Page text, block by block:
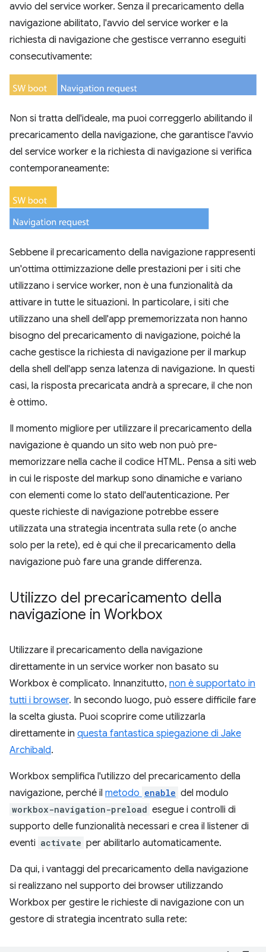
avvio del service worker. Senza il precaricamento della
navigazione abilitato, l'avvio del service worker e la
richiesta di navigazione che gestisce verranno eseguiti
consecutivamente:
Non si tratta dell'ideale, ma puoi correggerlo abilitando il
precaricamento della navigazione, che garantisce l'avvio
del service worker e la richiesta di navigazione si verifica
contemporaneamente:
Sebbene il precaricamento della navigazione rappresenti
un'ottima ottimizzazione delle prestazioni per i siti che
utilizzano i service worker, non è una funzionalità da
attivare in tutte le situazioni. In particolare, i siti che
utilizzano una shell dell'app prememorizzata non hanno
bisogno del precaricamento di navigazione, poiché la
cache gestisce la richiesta di navigazione per il markup
della shell dell'app senza latenza di navigazione. In questi
casi, la risposta precaricata andrà a sprecare, il che non
è ottimo.
Il momento migliore per utilizzare il precaricamento della
navigazione è quando un sito web non può pre-
memorizzare nella cache il codice HTML. Pensa a siti web
in cui le risposte del markup sono dinamiche e variano
con elementi come lo stato dell'autenticazione. Per
queste richieste di navigazione potrebbe essere
utilizzata una strategia incentrata sulla rete (o anche
solo per la rete), ed è qui che il precaricamento della
navigazione può fare una grande differenza.
Utilizzo del precaricamento della
navigazione in Workbox
Utilizzare il precaricamento della navigazione
direttamente in un service worker non basato su
Workbox è complicato. Innanzitutto, non è supportato in
tutti i browser. In secondo luogo, può essere difficile fare
la scelta giusta. Puoi scoprire come utilizzarla
direttamente in questa fantastica spiegazione di Jake
Archibald.
Workbox semplifica l'utilizzo del precaricamento della
navigazione, perché il metodo enable del modulo
workbox-navigation-preload esegue i controlli di
supporto delle funzionalità necessari e crea il listener di
eventi activate per abilitarlo automaticamente.
Da qui, i vantaggi del precaricamento della navigazione
si realizzano nel supporto dei browser utilizzando
Workbox per gestire le richieste di navigazione con un
gestore di strategia incentrato sulla rete: